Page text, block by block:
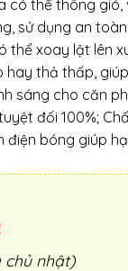
có thể thông gió,
sử dụng an toàn.
thể xoay lật lên
hay thả thấp,
sáng cho căn
đối 100%;
điện bóng giúp
chủ nhật)